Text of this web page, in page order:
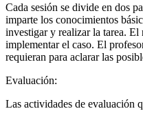
Cada sesión se divide en dos
imparte los conocimientos
investigar y realizar la tarea. El
implementar el caso. El
requieran para aclarar las
Evaluación:
Las actividades de evaluación